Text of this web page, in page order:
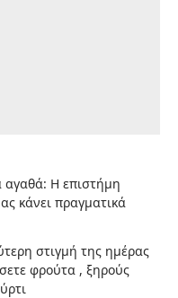
αγαθά: Η επιστήμη
κάνει πραγματικά
στιγμή της ημέρας
φρούτα , ξηρούς